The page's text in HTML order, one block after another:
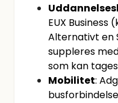
EUX Business
Alternativt en
suppleres
som kan
Mobilitet: